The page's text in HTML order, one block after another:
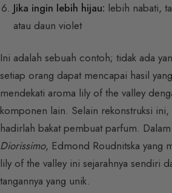
Jika ingin lebih hijau: lebih nabati,
atau daun violet
Ini adalah sebuah contoh; tidak ada
setiap orang dapat mencapai hasil
mendekati aroma lily of the valley
komponen lain. Selain rekonstruksi ini,
hadirlah bakat pembuat parfum. Dalam
Diorissimo, Edmond Roudnitska yang
lily of the valley ini sejarahnya sendiri
tangannya yang unik.